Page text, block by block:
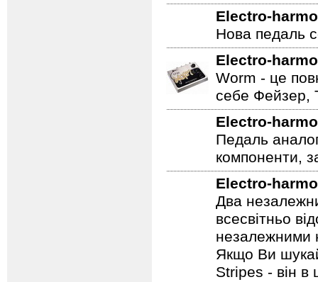
Electro-
Нова педаль
Electro-
Worm - це
себе Фейзер,
Electro-
Педаль
компоненти,
Electro-
Два
всесвітньо
незалежними
Якщо Ви
Stripes - він в